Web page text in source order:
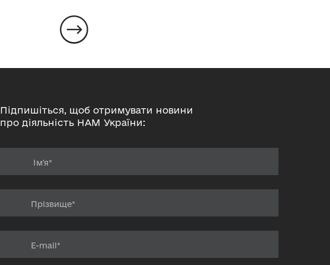
Підпишіться, щоб отримувати новини
про діяльність НАМ України: